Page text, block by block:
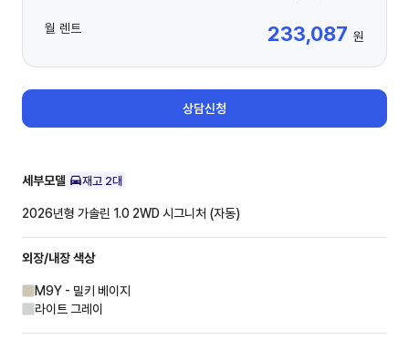
월 렌트 233,087 원
상담신청
세부모델 재고 2대
2026년형 가솔린 1.0 2WD시그니처 (자동)
외장/내장색상
M9Y - 밀키 베이지
라이트 그레이